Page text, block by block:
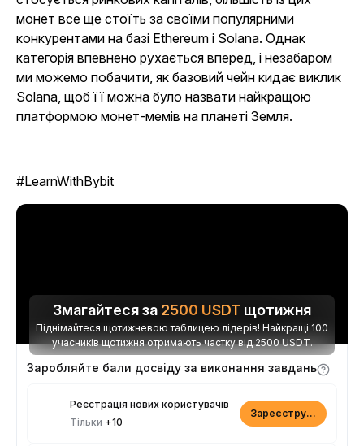
монет все ще стоїть за своїми популярними
конкурентами на базі Ethereum і Solana. Однак
категорія впевнено рухається вперед, і незабаром
ми можемо побачити, як базовий чейн кидає виклик
Solana, щоб її можна було назвати найкращою
платформою монет-мемів на планеті Земля.
#LearnWithBybit
Змагайтеся за 2500 USDT щотижня
Піднімайтеся щотижневою таблицею лідерів! Найкращі 100
учасників щотижня отримають частку від 2500 USDT.
Заробляйте бали досвіду за виконання завдань
Реєстрація нових користувачів
Тільки +10
Зареєструватися